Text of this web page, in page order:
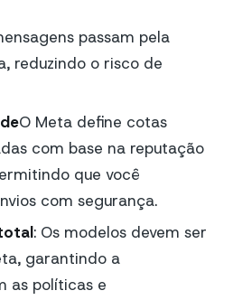
passam pela
reduzindo o risco de
O Meta define cotas
com base na reputação
que você
com segurança.
: Os modelos devem ser
garantindo a
as políticas e